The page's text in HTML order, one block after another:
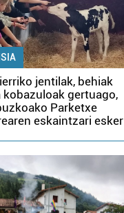
jentilak, behiak
kobazuloak gertuago,
Parketxe
eskaintzari esker